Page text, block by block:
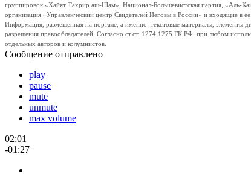
группировок «Хайят Тахрир аш-Шам», Национал-Большевистская партия, «Аль-
организация «Управленческий центр Свидетелей Иеговы в России» и входящие в
Информация, размещенная на портале, а именно: текстовые материалы, элементы
разрешения правообладателей. Согласно ст.ст. 1274,1275 ГК РФ, при любом
отдельных авторов и колумнистов.
Сообщение отправлено
play
pause
mute
unmute
max volume
02:01
-01:27